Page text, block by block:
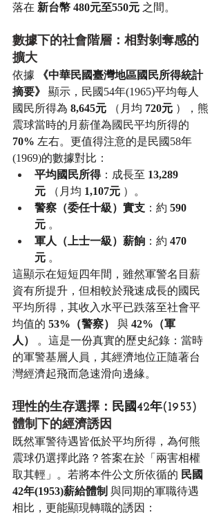
落在 新台幣 480元至550元 之間。
數據下的社會階層：相對剝奪感的
擴大
依據
《中華民國臺灣地區國民所得統計
摘要》
顯示，民國54年(1965)平均每人
國民所得為 8,645元 （月均 720元 ），熊
震球當時的月薪僅為國民平均所得的
70% 左右。更值得注意的是民國58年
(1969)的數據對比：
平均國民所得：成長至 13,289
元 （月均 1,107元 ）。
警察（委任十級）實支 ：約 590
元 。
軍人（上士一級）薪餉 ：約 470
元 。
這顯示在短短四年間，雖然軍警名目薪
資有所提升，但相較於飛速成長的國民
平均所得，其收入水平已跌落至社會平
均值的 53%（警察） 與 42%（軍
人）
。這是一份真實的歷史紀錄：當時
的軍警基層人員，其經濟地位正隨著台
灣經濟起飛而急速滑向邊緣。
理性的生存選擇： 民國42年(1953)
體制下的經濟誘因
既然軍警待遇皆低於平均所得，為何熊
震球仍選擇此路？答案在於「兩害相權
取其輕」。若將本件公文所依循的 民國
42年(1953)薪給體制 與同期的軍職待遇
相比，更能顯現轉職的誘因：